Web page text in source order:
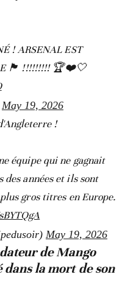
! ARSENAL EST
🏴󠁧󠁢󠁥󠁮󠁧󠁿 !!!!!!!!! 🏆❤️🤍
May 19, 2026
!
équipe qui ne gagnait
années et ils sont
gros titres en Europe.
May 19, 2026
de Mango
dans la mort de son